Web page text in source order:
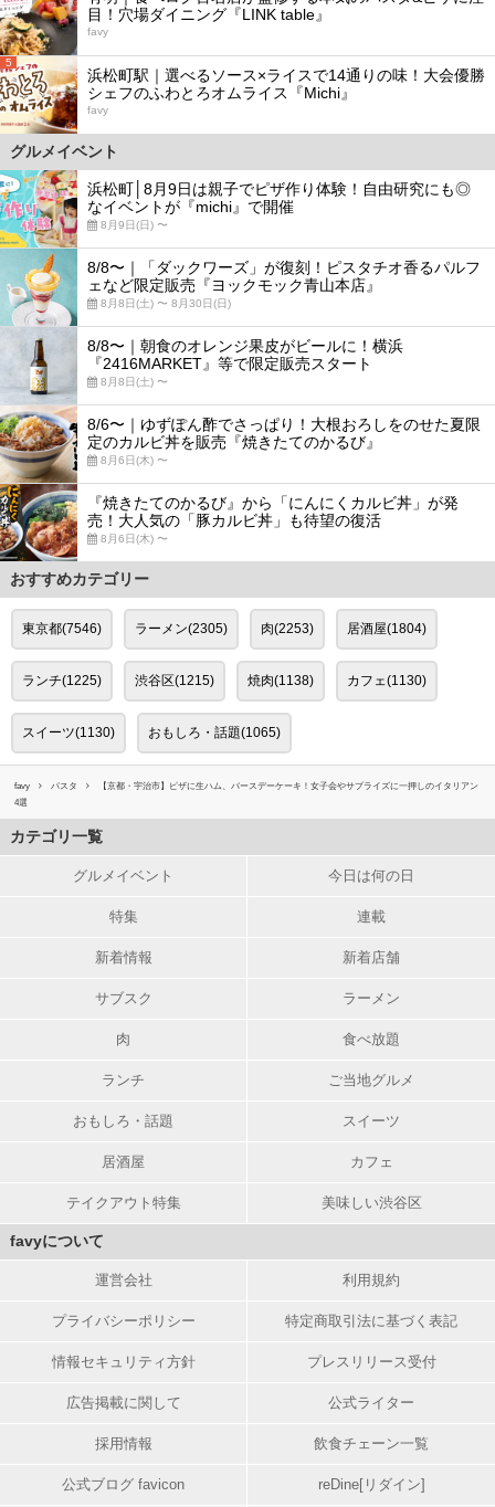
目！穴場ダイニング『LINK table』
favy
5
浜松町駅｜選べるソース×ライスで14通りの味！大会優勝
シェフのふわとろオムライス『Michi』
favy
グルメイベント
浜松町│8月9日は親子でピザ作り体験！自由研究にも◎
なイベントが『michi』で開催
8月9日(日) 〜
8/8〜｜「ダックワーズ」が復刻！ピスタチオ香るパルフ
ェなど限定販売『ヨックモック青山本店』
8月8日(土) 〜 8月30日(日)
8/8〜｜朝食のオレンジ果皮がビールに！横浜
『2416MARKET』等で限定販売スタート
8月8日(土) 〜
8/6〜｜ゆずぽん酢でさっぱり！大根おろしをのせた夏限
定のカルビ丼を販売『焼きたてのかるび』
8月6日(木) 〜
『焼きたてのかるび』から「にんにくカルビ丼」が発
売！大人気の「豚カルビ丼」も待望の復活
8月6日(木) 〜
おすすめカテゴリー
東京都(7546) ラーメン(2305) 肉(2253) 居酒屋(1804)
ランチ(1225) 渋谷区(1215) 焼肉(1138) カフェ(1130)
スイーツ(1130) おもしろ・話題(1065)
favy パスタ
【京都・宇治市】ピザに生ハム、バースデーケーキ！女子会やサプライズに一押しのイタリアン
4選
カテゴリ一覧
グルメイベント 今日は何の日
特集 連載
新着情報 新着店舗
サブスク ラーメン
肉 食べ放題
ランチ ご当地グルメ
おもしろ・話題 スイーツ
居酒屋 カフェ
テイクアウト特集 美味しい渋谷区
favyについて
運営会社 利用規約
プライバシーポリシー 特定商取引法に基づく表記
情報セキュリティ方針 プレスリリース受付
広告掲載に関して 公式ライター
採用情報 飲食チェーン一覧
公式ブログ favicon reDine[リダイン]